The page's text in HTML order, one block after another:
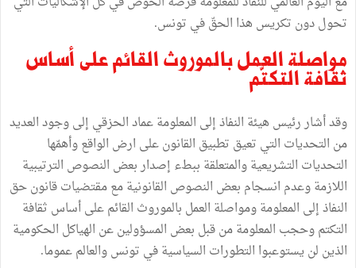
تحول دون تكريس هذا الحقّ في تونس.
مواصلة العمل بالموروث القائم على أساس
ثقافة التكتّم
وقد أشار رئيس هيئة النفاذ إلى المعلومة عماد الحزقي إلى وجود العديد
من التحديات التي تعيق تطبيق القانون على ارض الواقع وأهمّها
التحديات التشريعية والمتعلقة ببطء إصدار بعض النصوص الترتيبية
اللازمة وعدم انسجام بعض النصوص القانونية مع مقتضيات قانون حق
النفاذ إلى المعلومة ومواصلة العمل بالموروث القائم على أساس ثقافة
التكتم وحجب المعلومة من قبل بعض المسؤولين عن الهياكل الحكومية
الذين لن يستوعبوا التطورات السياسية في تونس والعالم عموما.